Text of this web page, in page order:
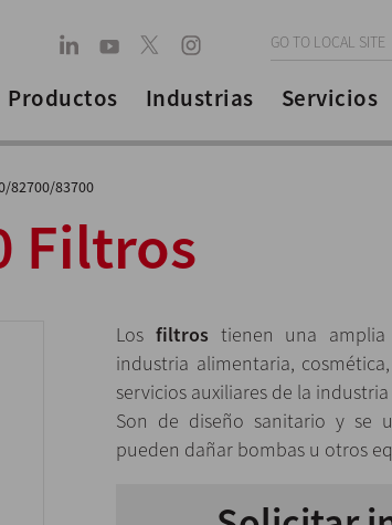
GO TO LOCAL SITE
Productos Industrias Servicios
82700/83700
Filtros
Los filtros tienen una
industria alimentaria,
servicios auxiliares de la
Son de diseño sanitario y se
pueden dañar bombas u otros